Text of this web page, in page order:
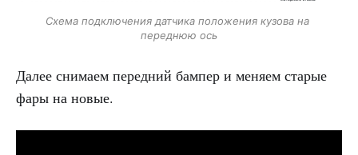
Схема подключения датчика положения кузова на
переднюю ось
Далее снимаем передний бампер и меняем старые
фары на новые.